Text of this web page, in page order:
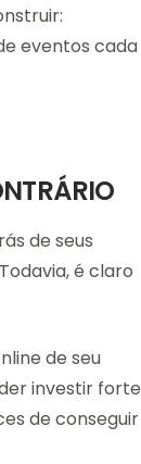
eventos cada
de seus
é claro
de seu
investir forte
de conseguir